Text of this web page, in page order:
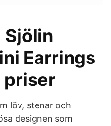
Sjölin
Earrings
priser
löv, stenar och
designen som